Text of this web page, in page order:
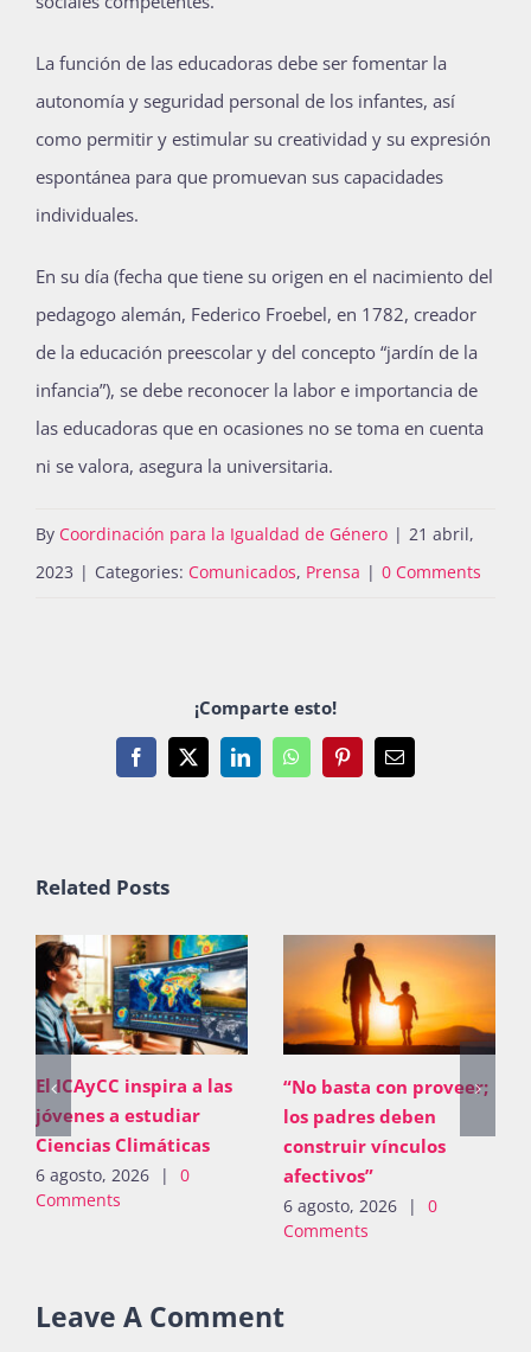
La función de las educadoras debe ser fomentar la
autonomía y seguridad personal de los infantes, así
como permitir y estimular su creatividad y su expresión
espontánea para que promuevan sus capacidades
individuales.
En su día (fecha que tiene su origen en el nacimiento del
pedagogo alemán, Federico Froebel, en 1782, creador
de la educación preescolar y del concepto “jardín de la
infancia”), se debe reconocer la labor e importancia de
las educadoras que en ocasiones no se toma en cuenta
ni se valora, asegura la universitaria.
By Coordinación para la Igualdad de Género | 21 abril,
2023 | Categories: Comunicados, Prensa | 0 Comments
¡Comparte esto!
Facebook
X LinkedInWhatsAppPinterestEmail
Related Posts
El ICAyCC inspira a las
jóvenes a estudiar
Ciencias Climáticas
6 agosto, 2026 |
0
Comments
“No basta con proveer;
los padres deben
construir vínculos
afectivos”
6 agosto, 2026 |
0
Comments
Leave A Comment